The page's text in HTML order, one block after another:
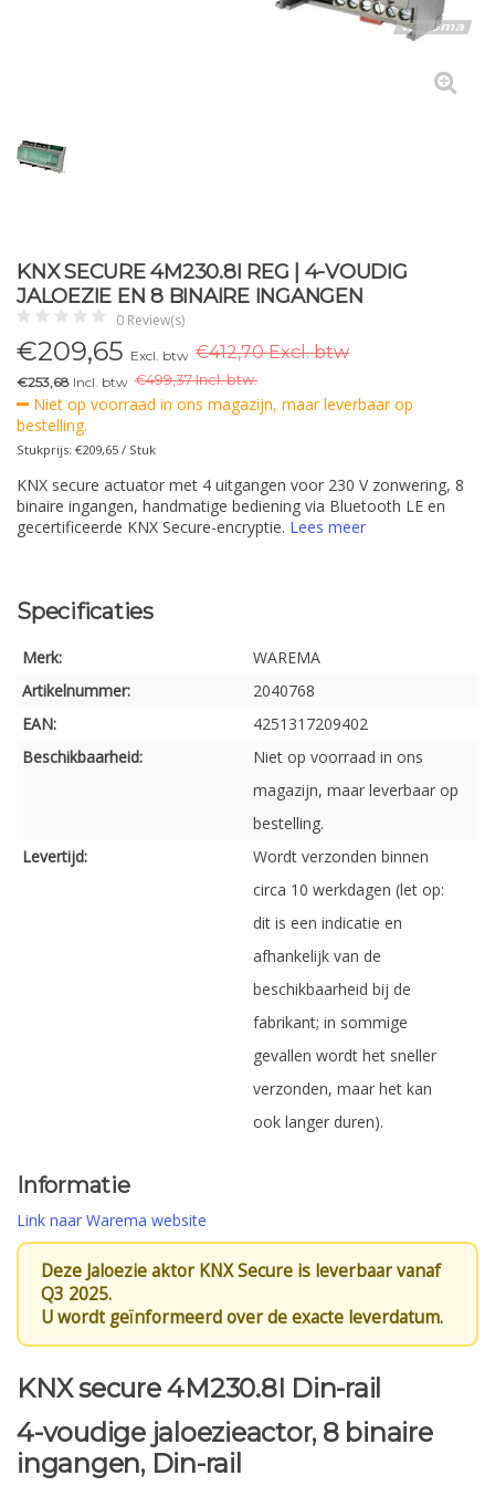
KNX SECURE 4M230.8I REG | 4-VOUDIG
JALOEZIE EN 8 BINAIRE INGANGEN
0 Review(s)
€209,65 Excl. btw €412,70 Excl. btw
€253,68 Incl. btw €499,37 Incl. btw.
Niet op voorraad in ons magazijn, maar leverbaar op
bestelling.
Stukprijs: €209,65 / Stuk
KNX secure actuator met 4 uitgangen voor 230 V zonwering, 8
binaire ingangen, handmatige bediening via Bluetooth LE en
gecertificeerde KNX Secure-encryptie. Lees meer
Specificaties
Merk:
WAREMA
Artikelnummer:
2040768
EAN:
4251317209402
Beschikbaarheid:
Niet op voorraad in ons
magazijn, maar leverbaar op
bestelling.
Levertijd:
Wordt verzonden binnen
circa 10 werkdagen (let op:
dit is een indicatie en
afhankelijk van de
beschikbaarheid bij de
fabrikant; in sommige
gevallen wordt het sneller
verzonden, maar het kan
ook langer duren).
Informatie
Link naar Warema website
Deze Jaloezie aktor KNX Secure is leverbaar vanaf
Q3 2025.
U wordt geïnformeerd over de exacte leverdatum.
KNX secure 4M230.8I Din-rail
4-voudige jaloezieactor, 8 binaire
ingangen, Din-rail